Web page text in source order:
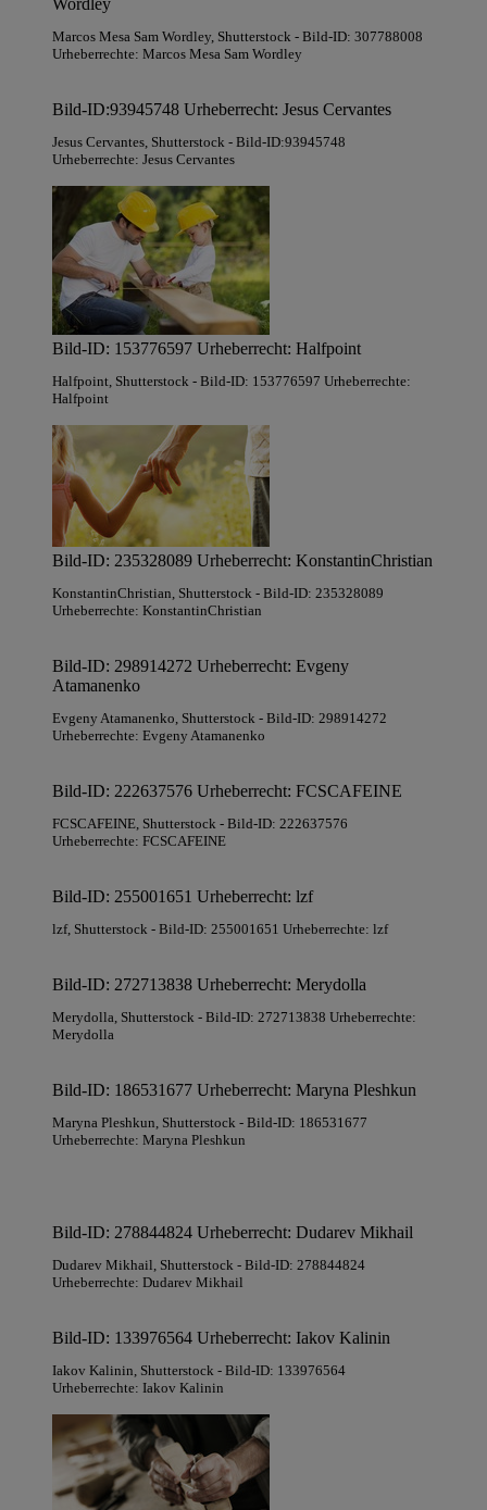
Wordley
Marcos Mesa Sam Wordley, Shutterstock - Bild-ID: 307788008
Urheberrechte: Marcos Mesa Sam Wordley
Bild-ID:93945748 Urheberrecht: Jesus Cervantes
Jesus Cervantes, Shutterstock - Bild-ID:93945748
Urheberrechte: Jesus Cervantes
Bild-ID: 153776597 Urheberrecht: Halfpoint
Halfpoint, Shutterstock - Bild-ID: 153776597 Urheberrechte:
Halfpoint
Bild-ID: 235328089 Urheberrecht: KonstantinChristian
KonstantinChristian, Shutterstock - Bild-ID: 235328089
Urheberrechte: KonstantinChristian
Bild-ID: 298914272 Urheberrecht: Evgeny
Atamanenko
Evgeny Atamanenko, Shutterstock - Bild-ID: 298914272
Urheberrechte: Evgeny Atamanenko
Bild-ID: 222637576 Urheberrecht: FCSCAFEINE
FCSCAFEINE, Shutterstock - Bild-ID: 222637576
Urheberrechte: FCSCAFEINE
Bild-ID: 255001651 Urheberrecht: lzf
lzf, Shutterstock - Bild-ID: 255001651 Urheberrechte: lzf
Bild-ID: 272713838 Urheberrecht: Merydolla
Merydolla, Shutterstock - Bild-ID: 272713838 Urheberrechte:
Merydolla
Bild-ID: 186531677 Urheberrecht: Maryna Pleshkun
Maryna Pleshkun, Shutterstock - Bild-ID: 186531677
Urheberrechte: Maryna Pleshkun
Bild-ID: 278844824 Urheberrecht: Dudarev Mikhail
Dudarev Mikhail, Shutterstock - Bild-ID: 278844824
Urheberrechte: Dudarev Mikhail
Bild-ID: 133976564 Urheberrecht: Iakov Kalinin
Iakov Kalinin, Shutterstock - Bild-ID: 133976564
Urheberrechte: Iakov Kalinin